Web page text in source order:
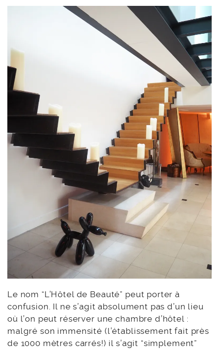
Le nom “L’Hôtel de Beauté” peut porter à
confusion. Il ne s’agit absolument pas d’un lieu
où l’on peut réserver une chambre d’hôtel :
malgré son immensité (l’établissement fait près
de 1000 mètres carrés!) il s’agit “simplement”